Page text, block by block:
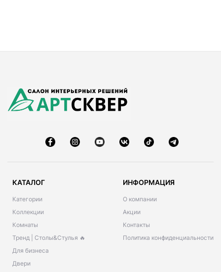
КАТАЛОГ
Категории
Коллекции
Комнаты
Тренд | Столы&Стулья 🔥
Для бизнеса
Двери
ИНФОРМАЦИЯ
О компании
Акции
Контакты
Политика конфиденциальности